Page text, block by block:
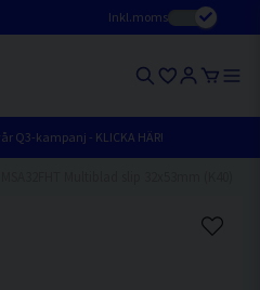
Inkl.moms
Q3-kampanj - KLICKA HÄR!